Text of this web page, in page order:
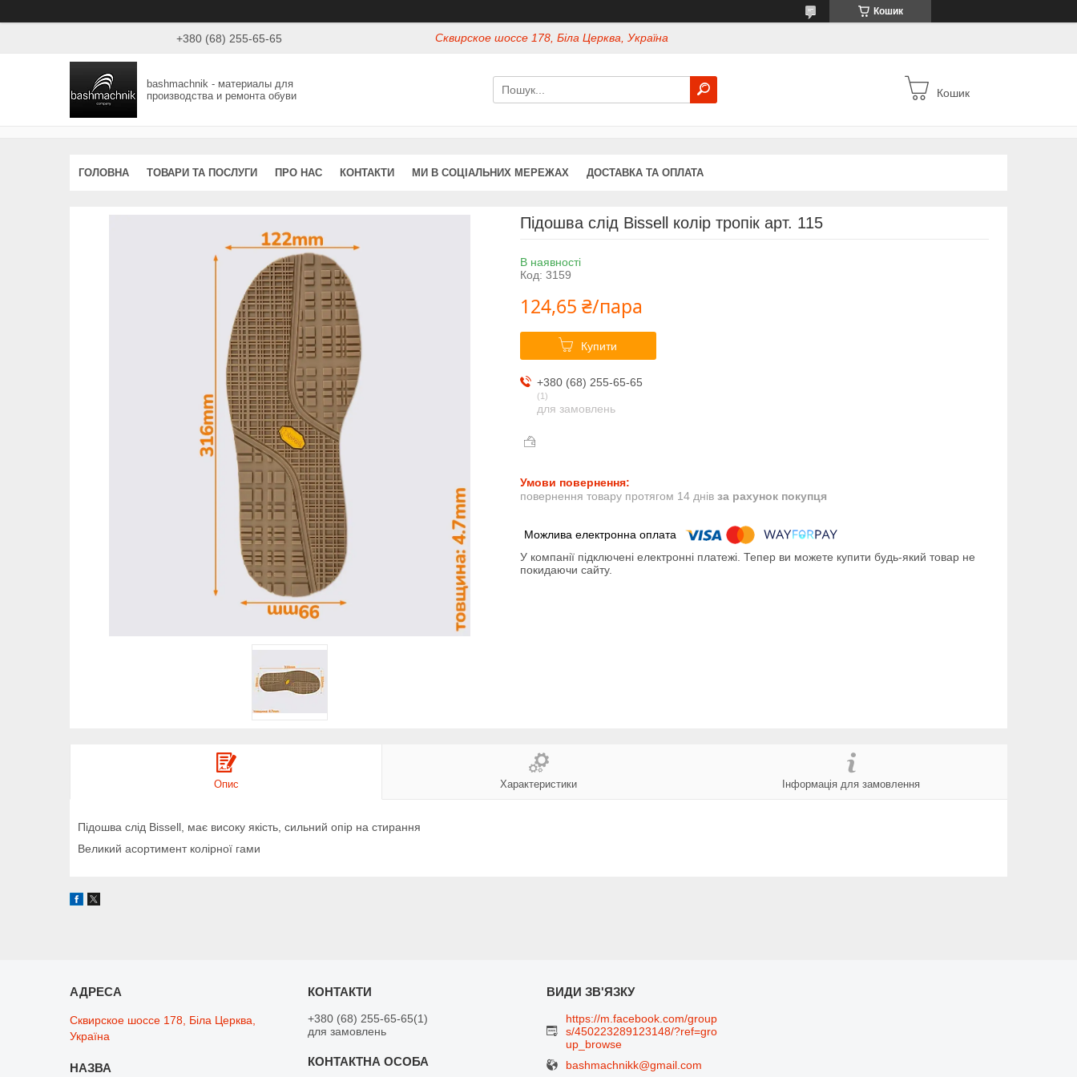
Кошик
+380 (68) 255-65-65 Сквирское шоссе 178, Біла Церква, Україна
bashmachnik - материалы для
производства и ремонта обуви
Кошик
ГОЛОВНА ТОВАРИ ТА ПОСЛУГИ ПРО НАС КОНТАКТИ МИ В СОЦІАЛЬНИХ МЕРЕЖАХ ДОСТАВКА ТА ОПЛАТА
Підошва слід Bissell колір тропік арт. 115
В наявності
Код: 3159
124,65 ₴/пара
Купити
+380 (68) 255-65-65
1
для замовлень
повернення товару протягом 14 днів за рахунок покупця
У компанії підключені електронні платежі. Тепер ви можете купити будь-який товар не
покидаючи сайту.
Опис Характеристики Інформація для замовлення
Підошва слід Bissell, має високу якість, сильний опір на стирання
Великий асортимент колірної гами
Сквирское шоссе 178, Біла Церква,
Україна
+380 (68) 255-65-65 1
для замовлень
https://m.facebook.com/group
s/450223289123148/?ref=gro
up_browse
bashmachnikk@gmail.com